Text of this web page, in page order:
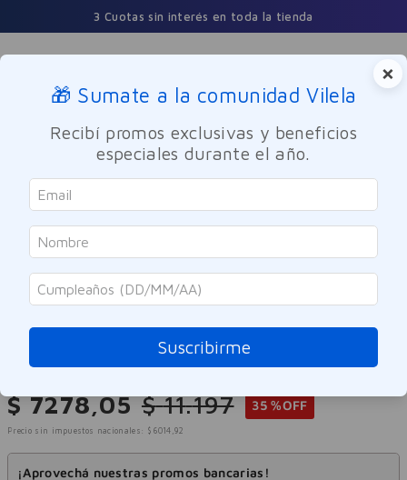
3 Cuotas sin interés en toda la tienda
Buscar
Cuidado Personal Cuidado del Cabello Shampoo
Dove
Shampoo Bond Intense Repair
Dove 400 ml
Referencia:-318768
$ 7278,05 $ 11.197 35 %OFF
Precio sin impuestos nacionales: $ 6014 ,92
¡Aprovechá nuestras promos bancarias!
×
🎁 Sumate a la comunidad Vilela
Recibí promos exclusivas y beneficios
especiales durante el año.
Suscribirme